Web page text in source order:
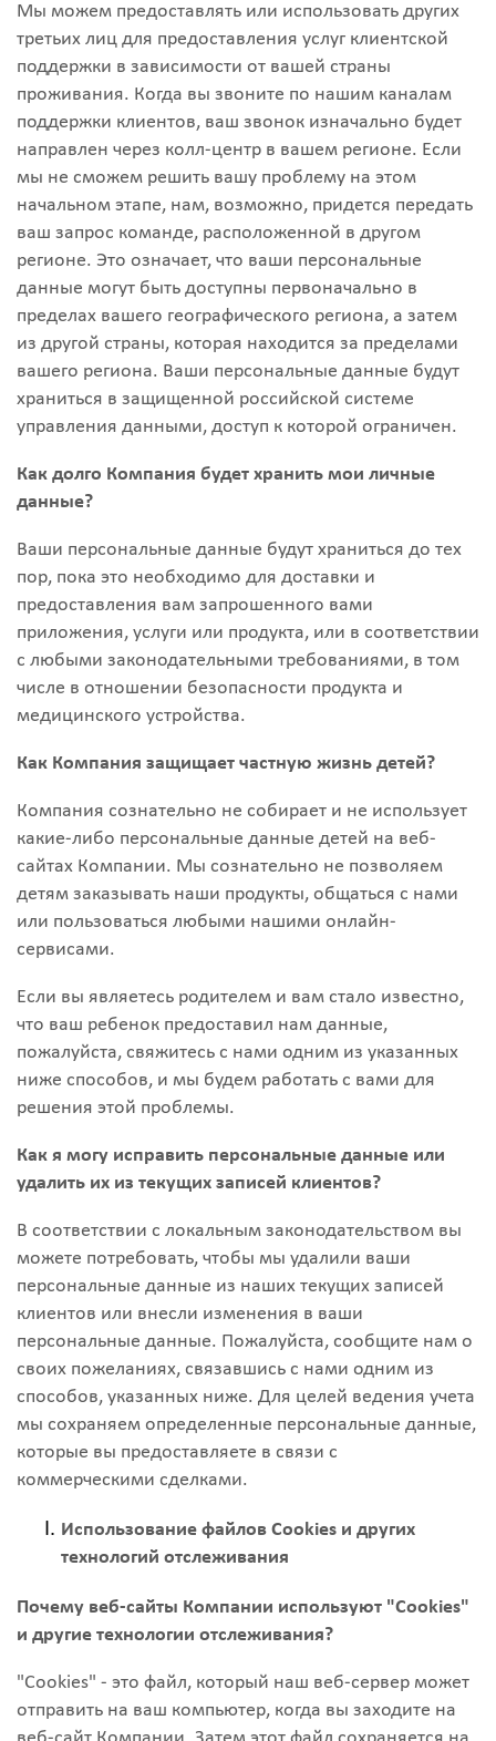
Мы можем предоставлять или использовать других
третьих лиц для предоставления услуг клиентской
поддержки в зависимости от вашей страны
проживания. Когда вы звоните по нашим каналам
поддержки клиентов, ваш звонок изначально будет
направлен через колл-центр в вашем регионе. Если
мы не сможем решить вашу проблему на этом
начальном этапе, нам, возможно, придется передать
ваш запрос команде, расположенной в другом
регионе. Это означает, что ваши персональные
данные могут быть доступны первоначально в
пределах вашего географического региона, а затем
из другой страны, которая находится за пределами
вашего региона. Ваши персональные данные будут
храниться в защищенной российской системе
управления данными, доступ к которой ограничен.
Как долго Компания будет хранить мои личные
данные?
Ваши персональные данные будут храниться до тех
пор, пока это необходимо для доставки и
предоставления вам запрошенного вами
приложения, услуги или продукта, или в соответствии
с любыми законодательными требованиями, в том
числе в отношении безопасности продукта и
медицинского устройства.
Как Компания защищает частную жизнь детей?
Компания сознательно не собирает и не использует
какие-либо персональные данные детей на веб-
сайтах Компании. Мы сознательно не позволяем
детям заказывать наши продукты, общаться с нами
или пользоваться любыми нашими онлайн-
сервисами.
Если вы являетесь родителем и вам стало известно,
что ваш ребенок предоставил нам данные,
пожалуйста, свяжитесь с нами одним из указанных
ниже способов, и мы будем работать с вами для
решения этой проблемы.
Как я могу исправить персональные данные или
удалить их из текущих записей клиентов?
В соответствии с локальным законодательством вы
можете потребовать, чтобы мы удалили ваши
персональные данные из наших текущих записей
клиентов или внесли изменения в ваши
персональные данные. Пожалуйста, сообщите нам о
своих пожеланиях, связавшись с нами одним из
способов, указанных ниже. Для целей ведения учета
мы сохраняем определенные персональные данные,
которые вы предоставляете в связи с
коммерческими сделками.
Использование файлов Cookies и других
технологий отслеживания
Почему веб-сайты Компании используют "Cookies"
и другие технологии отслеживания?
"Cookies" - это файл, который наш веб-сервер может
отправить на ваш компьютер, когда вы заходите на